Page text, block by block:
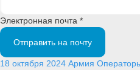
Электронная почта *
Отправить на почту
18 октября 2024 Армия